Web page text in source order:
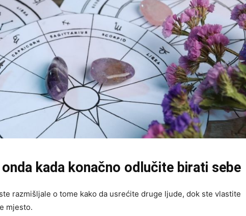
kada konačno odlučite birati sebe
razmišljale o tome kako da usrećite druge ljude, dok ste vlastite
mjesto.